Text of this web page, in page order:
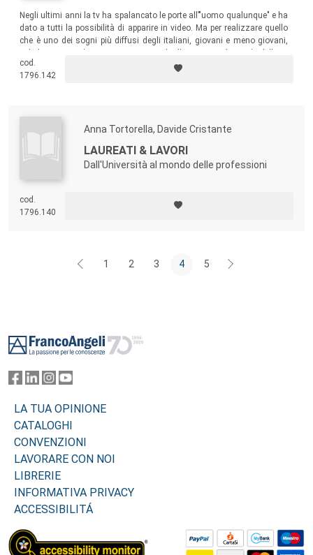
Negli ultimi anni la tv ha spalancato le porte all’"uomo qualunque" e ha
dato a tutti la possibilità di apparire in video. Ma per realizzare quello
che è uno dei sogni più diffusi degli italiani, giovani e meno giovani,
deve essere preparato e pianificato.
cod.
1796.142
Anna Tortorella, Davide Cristante
LAUREATI & LAVORI
Dall'Università al mondo delle professioni
cod.
1796.140
1 2 3 4 5
LA TUA OPINIONE
CATALOGHI
CONVENZIONI
LAVORARE CON NOI
LIBRERIE
INFORMATIVA PRIVACY
ACCESSIBILITÁ